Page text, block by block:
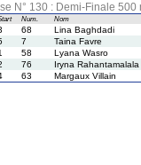
N° 130 : Demi-Finale 500
Num. Nom
68
Lina Baghdadi
7
Taina Favre
58
Lyana Wasro
76
Iryna Rahantamalala
63 Margaux Villain